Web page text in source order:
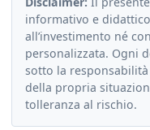
informativo e
all’investimento né
personalizzata. Ogni
sotto la
della propria
tolleranza al rischio.